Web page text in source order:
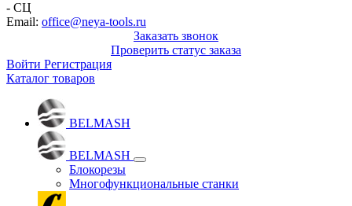
- СЦ
Email: office@neya-tools.ru
Заказать звонок
Проверить статус заказа
Войти Регистрация
Каталог товаров
BELMASH
BELMASH
Блокорезы
Многофункциональные станки